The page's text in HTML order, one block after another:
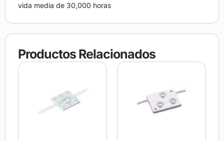
vida media de 30,000 horas
Productos Relacionados